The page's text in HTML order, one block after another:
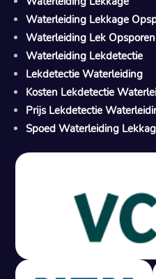
Gratis offerte in
Geen lekkage? Geen betaling.
Waterleiding Lekkage
Waterleiding Lek Opsporen
Waterleiding Lekdetectie
Lekdetectie Waterleiding
Kosten Lekdetectie
Prijs Lekdetectie
Spoed Waterleiding